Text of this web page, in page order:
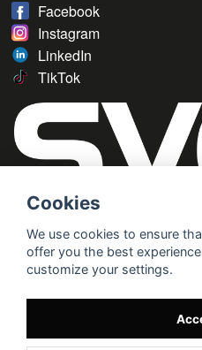
Facebook
Instagram
LinkedIn
TikTok
Cookies
We use cookies to ensure
offer you the best
customize your settings.